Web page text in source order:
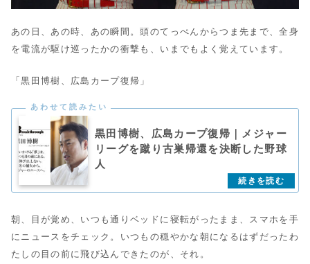
あの日、あの時、あの瞬間。頭のてっぺんからつま先まで、全身
を電流が駆け巡ったかの衝撃も、いまでもよく覚えています。
「黒田博樹、広島カープ復帰」
黒田博樹、広島カープ復帰｜メジャー
リーグを蹴り古巣帰還を決断した野球
人
朝、目が覚め、いつも通りベッドに寝転がったまま、スマホを手
にニュースをチェック。いつもの穏やかな朝になるはずだったわ
たしの目の前に飛び込んできたのが、それ。